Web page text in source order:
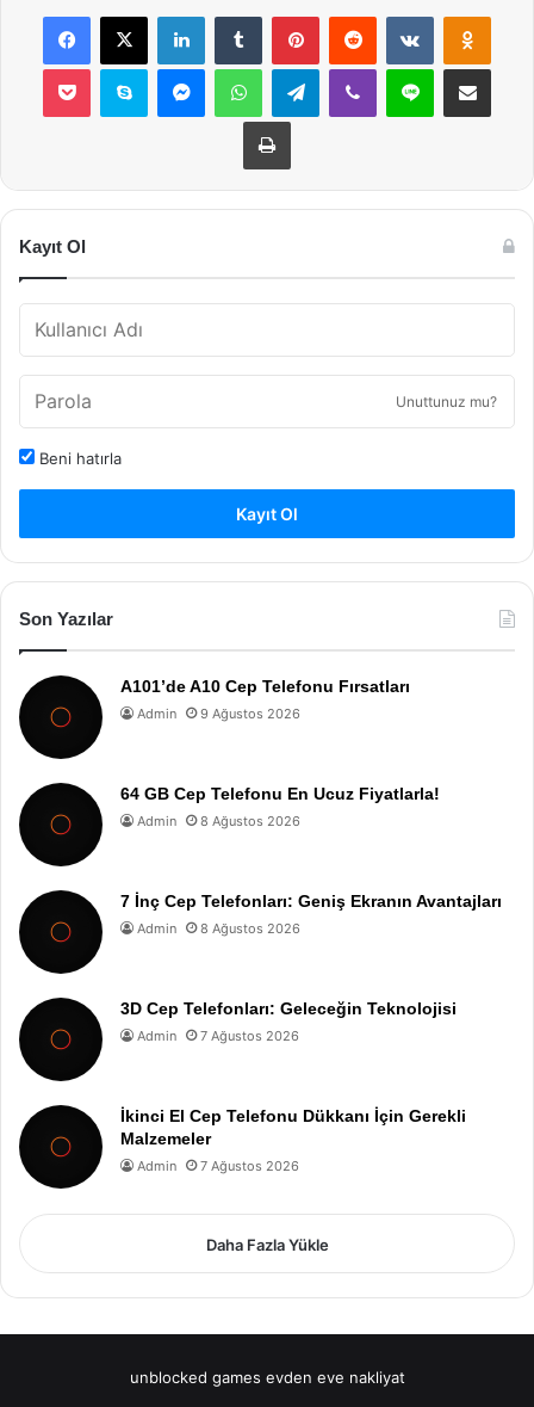
Facebook
X LinkedInTumblr PinterestReddit VKontakte
Pocket Skype MessengerWhatsAppTelegramViber Line E-Posta ile
Yazdır
Kayıt Ol
Unuttunuz mu?
Beni hatırla
Kayıt Ol
Son Yazılar
A101’de A10 Cep Telefonu Fırsatları
Admin 9 Ağustos 2026
64 GB Cep Telefonu En Ucuz Fiyatlarla!
Admin 8 Ağustos 2026
7 İnç Cep Telefonları: Geniş Ekranın Avantajları
Admin 8 Ağustos 2026
3D Cep Telefonları: Geleceğin Teknolojisi
Admin 7 Ağustos 2026
İkinci El Cep Telefonu Dükkanı İçin Gerekli
Malzemeler
Admin 7 Ağustos 2026
Daha Fazla Yükle
unblocked games evden eve nakliyat